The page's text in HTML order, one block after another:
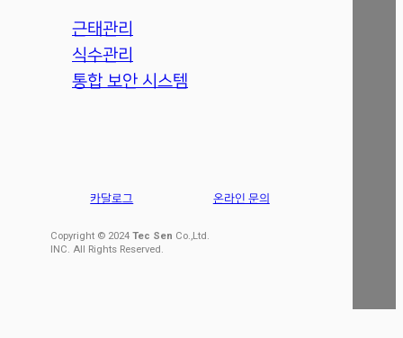
근태관리
식수관리
통합 보안 시스템
카달로그 온라인 문의
Copyright © 2024 Tec Sen Co.,Ltd.
INC. All Rights Reserved.